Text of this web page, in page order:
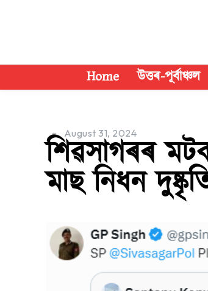
Home উত্তৰ-পূৰ্বাঞ্চল
August 31, 2024
শিৱসাগৰৰ
মাছ নিধন